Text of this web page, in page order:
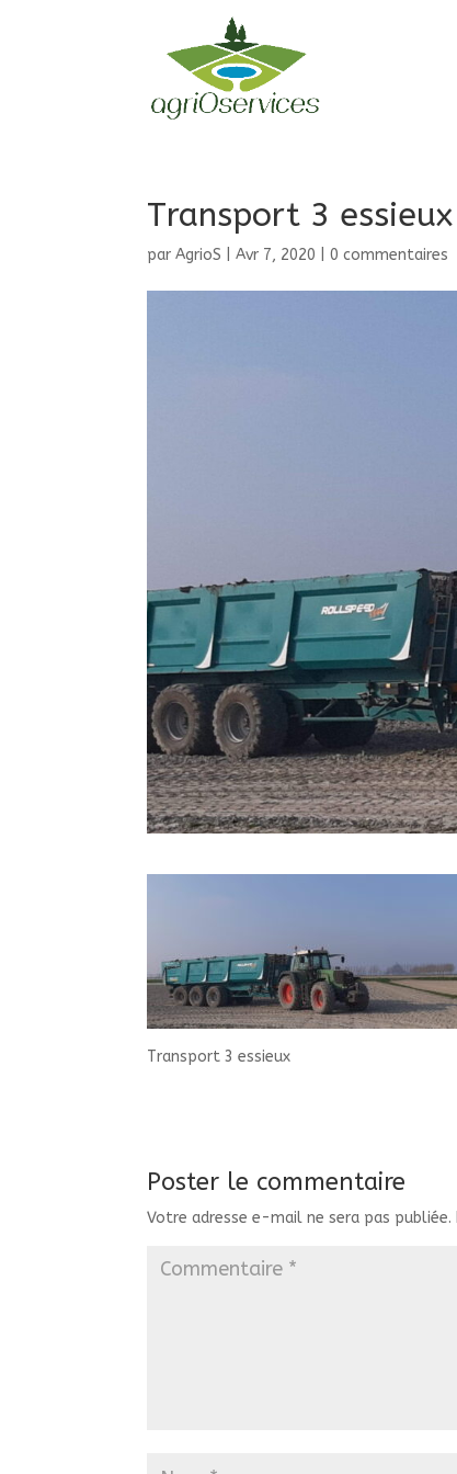
Transport 3 essieux
parAgrioS |Avr 7, 2020 |0 commentaires
Transport 3 essieux
Poster le commentaire
Votre adresse e-mail ne sera pas publiée.